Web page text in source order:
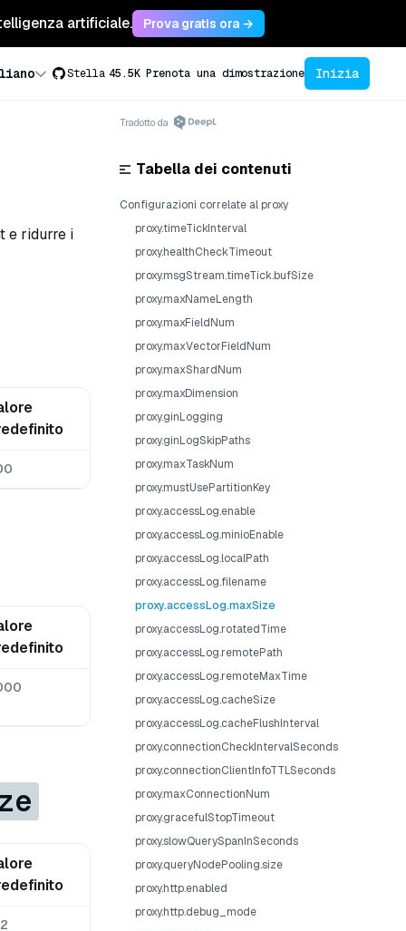
artificiale. Prova gratis ora →
Stella 45.5K Prenota una dimostrazione Inizia
e ridurre i
Tradotto da
Tabella dei contenuti
Configurazioni correlate al proxy
proxy.timeTickInterval
proxy.healthCheckTimeout
proxy.msgStream.timeTick.bufSize
proxy.maxNameLength
proxy.maxFieldNum
proxy.maxVectorFieldNum
proxy.maxShardNum
proxy.maxDimension
proxy.ginLogging
proxy.ginLogSkipPaths
proxy.maxTaskNum
proxy.mustUsePartitionKey
proxy.accessLog.enable
proxy.accessLog.minioEnable
proxy.accessLog.localPath
proxy.accessLog.filename
proxy.accessLog.maxSize
proxy.accessLog.rotatedTime
proxy.accessLog.remotePath
proxy.accessLog.remoteMaxTime
proxy.accessLog.cacheSize
proxy.accessLog.cacheFlushInterval
proxy.connectionCheckIntervalSeconds
proxy.connectionClientInfoTTLSeconds
proxy.maxConnectionNum
proxy.gracefulStopTimeout
proxy.slowQuerySpanInSeconds
proxy.queryNodePooling.size
proxy.http.enabled
proxy.http.debug_mode